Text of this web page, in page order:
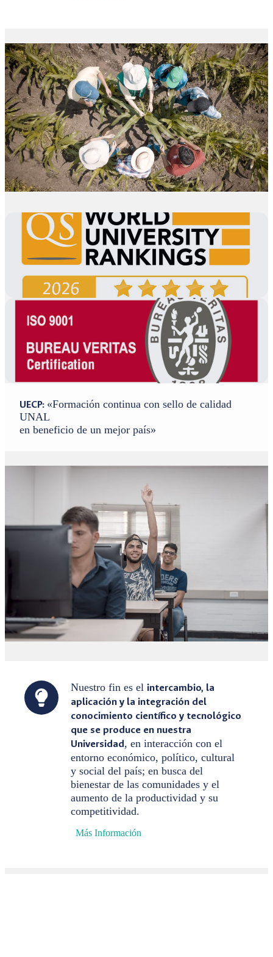
UECP: «Formación continua con sello de calidad
UNAL
en beneficio de un mejor país»
Nuestro fin es el intercambio, la
aplicación y la integración del
conocimiento científico y tecnológico
que se produce en nuestra
Universidad, en interacción con el
entorno económico, político, cultural
y social del país; en busca del
bienestar de las comunidades y el
aumento de la productividad y su
competitividad.
Más Información